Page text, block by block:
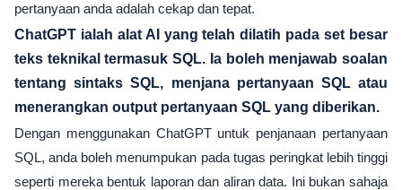
pertanyaan anda adalah cekap dan tepat.
ChatGPT ialah alat AI yang telah dilatih pada set besar
teks teknikal termasuk SQL. Ia boleh menjawab soalan
tentang sintaks SQL, menjana pertanyaan SQL atau
menerangkan output pertanyaan SQL yang diberikan.
Dengan menggunakan ChatGPT untuk penjanaan pertanyaan
SQL, anda boleh menumpukan pada tugas peringkat lebih tinggi
seperti mereka bentuk laporan dan aliran data. Ini bukan sahaja